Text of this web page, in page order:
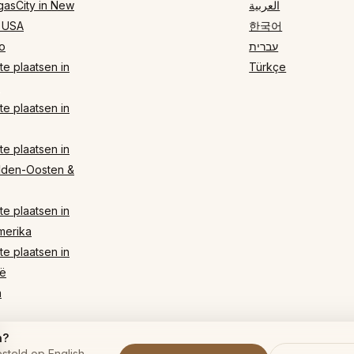
in New
plaatsen in
plaatsen in
plaatsen in
Oosten &
plaatsen in
plaatsen in
العربية
한국어
עברית
Türkçe